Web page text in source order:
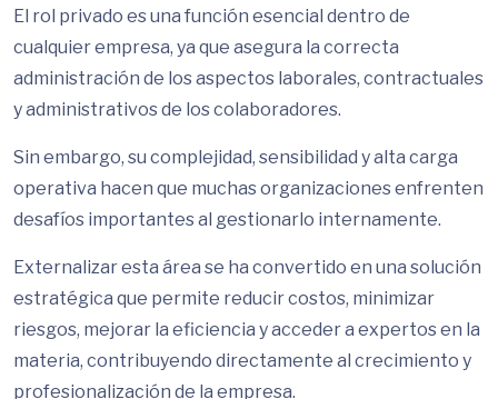
El rol privado es una función esencial dentro de
cualquier empresa, ya que asegura la correcta
administración de los aspectos laborales, contractuales
y administrativos de los colaboradores.
Sin embargo, su complejidad, sensibilidad y alta carga
operativa hacen que muchas organizaciones enfrenten
desafíos importantes al gestionarlo internamente.
Externalizar esta área se ha convertido en una solución
estratégica que permite reducir costos, minimizar
riesgos, mejorar la eficiencia y acceder a expertos en la
materia, contribuyendo directamente al crecimiento y
profesionalización de la empresa.